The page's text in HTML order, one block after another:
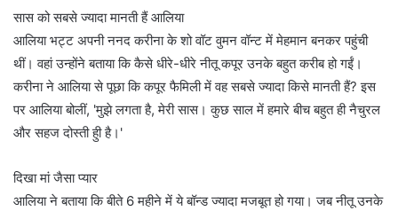
सास को सबसे ज्यादा मानती हैं आलिया
आलिया भट्ट अपनी ननद करीना के शो वॉट वुमन वॉन्ट में मेहमान बनकर पहुंची
थीं। वहां उन्होंने बताया कि कैसे धीरे-धीरे नीतू कपूर उनके बहुत करीब हो गईं।
करीना ने आलिया से पूछा कि कपूर फैमिली में वह सबसे ज्यादा किसे मानती हैं? इस
पर आलिया बोलीं, 'मुझे लगता है, मेरी सास। कुछ साल में हमारे बीच बहुत ही नैचुरल
और सहज दोस्ती हुी है।'
दिखा मां जैसा प्यार
आलिया ने बताया कि बीते 6 महीने में ये बॉन्ड ज्यादा मजबूत हो गया। जब नीतू उनके